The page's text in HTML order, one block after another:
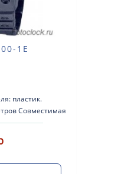
1E
пластик.
Совместимая
кабелем